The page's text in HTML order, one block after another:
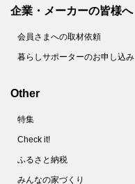
企業・メーカーの皆様へ
会員さまへの取材依頼
暮らしサポーターのお申し込み
Other
特集
Check it!
ふるさと納税
みんなの家づくり